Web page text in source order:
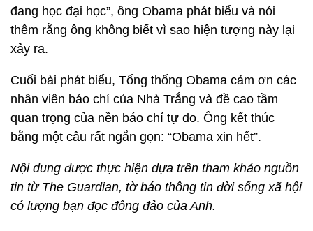
đang học đại học”, ông Obama phát biểu và nói
thêm rằng ông không biết vì sao hiện tượng này lại
xảy ra.
Cuối bài phát biểu, Tổng thống Obama cảm ơn các
nhân viên báo chí của Nhà Trắng và đề cao tầm
quan trọng của nền báo chí tự do. Ông kết thúc
bằng một câu rất ngắn gọn: “Obama xin hết”.
Nội dung được thực hiện dựa trên tham khảo nguồn
tin từ The Guardian, tờ báo thông tin đời sống xã hội
có lượng bạn đọc đông đảo của Anh.